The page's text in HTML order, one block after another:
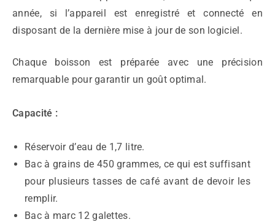
année, si l’appareil est enregistré et connecté en
disposant de la dernière mise à jour de son logiciel.
Chaque boisson est préparée avec une précision
remarquable pour garantir un goût optimal.
Capacité :
Réservoir d’eau de 1,7 litre.
Bac à grains de 450 grammes, ce qui est suffisant
pour plusieurs tasses de café avant de devoir les
remplir.
Bac à marc 12 galettes.